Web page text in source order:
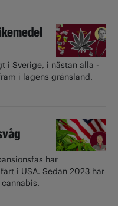
i ­Sverige, i nästan alla
i lagens gränsland.
har
i USA. Sedan 2023 har